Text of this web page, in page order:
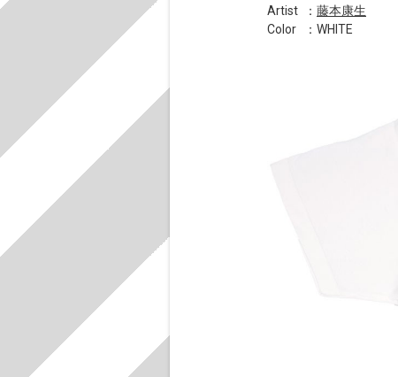
Artist
： 藤本康生
Color
：WHITE